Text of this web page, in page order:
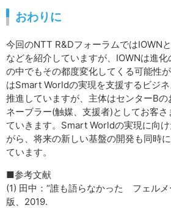
おわりに
今回のNTT R&DフォーラムではIOWN
などを紹介していますが、IOWNは進
の中でもその都度変化してくる可能性
はSmart Worldの実現を支援するビジ
推進していますが、主体はセンターB
ネーブラー(触媒、支援者)としてお客
ていきます。Smart Worldの実現に向
がら、将来の新しい基盤の開発も同時
ています。
■参考文献
(1) 田中：“誰も語らなかった フェルメ
版、2019.